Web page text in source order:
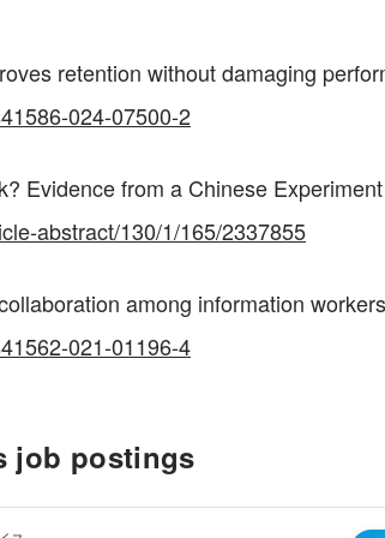
retention without damaging
024-07500-2
Evidence from a Chinese Experiment
abstract/130/1/165/2337855
among information workers
021-01196-4
job postings